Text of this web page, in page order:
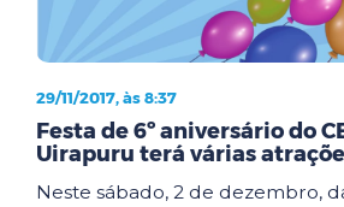
29/11/2017, às 8:37
Festa de 6º aniversário do
Uirapuru terá várias
Neste sábado, 2 de dezembro,